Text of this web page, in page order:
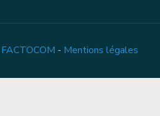
FACTOCOM - Mentions légales